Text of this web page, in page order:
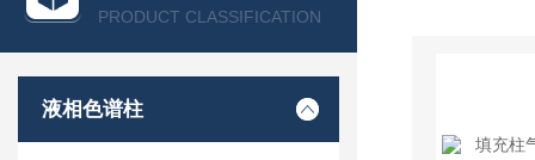
PRODUCT CLASSIFICATION
液相色谱柱